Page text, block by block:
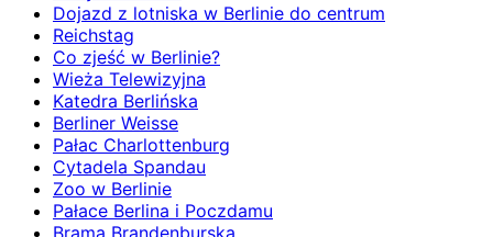
Dojazd z lotniska w Berlinie do centrum
Reichstag
Co zjeść w Berlinie?
Wieża Telewizyjna
Katedra Berlińska
Berliner Weisse
Pałac Charlottenburg
Cytadela Spandau
Zoo w Berlinie
Pałace Berlina i Poczdamu
Brama Brandenburska